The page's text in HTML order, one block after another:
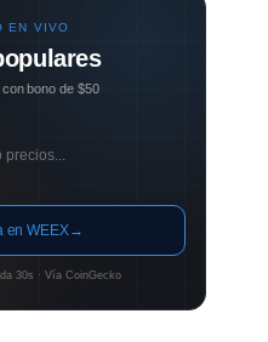
EN VIVO
bono de $50
precios...
en WEEX→
30s · Vía CoinGecko